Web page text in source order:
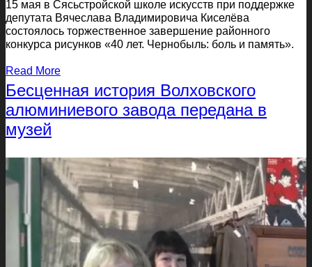
15 мая в Сясьстройской школе искусств при поддержке
депутата Вячеслава Владимировича Киселёва
состоялось торжественное завершение районного
конкурса рисунков «40 лет. Чернобыль: боль и память».
Read More
Бесценная история Волховского
алюминиевого завода передана в
музей